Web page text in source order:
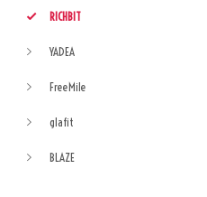
RICHBIT
YADEA
FreeMile
glafit
BLAZE